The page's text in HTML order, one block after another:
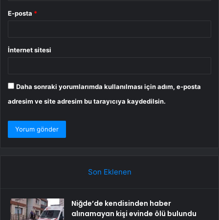
E-posta *
İnternet sitesi
Daha sonraki yorumlarımda kullanılması için adım, e-posta
adresim ve site adresim bu tarayıcıya kaydedilsin.
Son Eklenen
Niğde’de kendisinden haber
alınamayan kişi evinde ölü bulundu